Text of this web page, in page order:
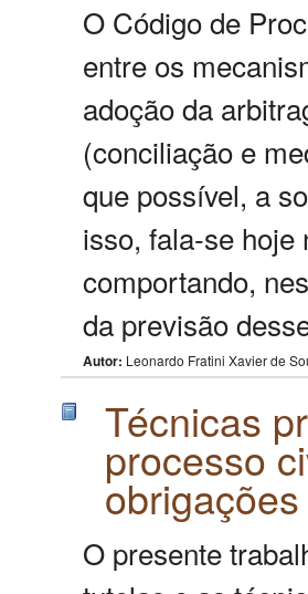
O Código de
entre os
adoção da
(conciliação e
que possível, a
isso, fala-se
comportando,
da previsão
Autor: Leonardo Fratini Xavier de
Técnicas
processo
O presente